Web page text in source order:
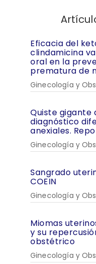
Eficacia del
clindamicina
oral en la
prematura de
Ginecología y
Quiste gigante
diagnóstico
anexiales.
Ginecología y
Sangrado
COEIN
Ginecología y
Miomas
y su
obstétrico
Ginecología y